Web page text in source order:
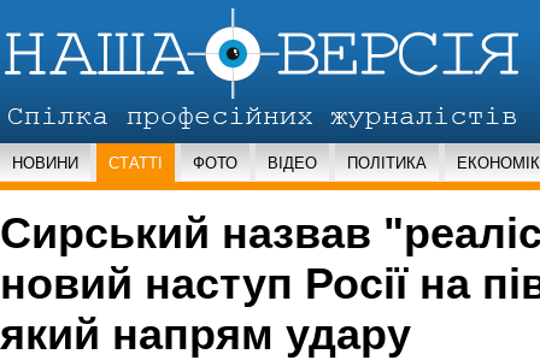
НОВИНИ СТАТТІ ФОТО ВІДЕО ПОЛІТИКА
Сирський назвав
новий наступ Росії на
який напрям удару